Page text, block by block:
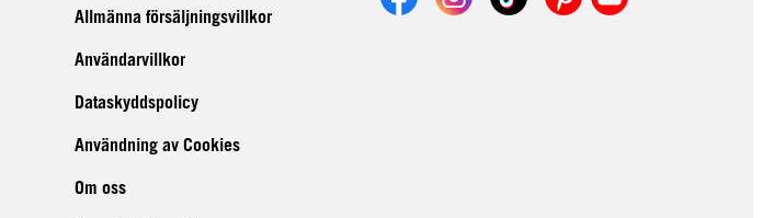
Allmänna försäljningsvillkor
Användarvillkor
Dataskyddspolicy
Användning av Cookies
Om oss